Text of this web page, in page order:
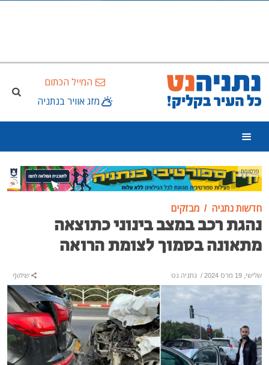
המייל הכתום
מזג אוויר בנתניה
פרסומת
חדשות נתניה מבזקים
נהגת רכב במצב בינוני כתוצאה
מתאונה בסמוך לצומת הרואה
שלישי, 19 מרס 2024 / נתניה נט שיתוף